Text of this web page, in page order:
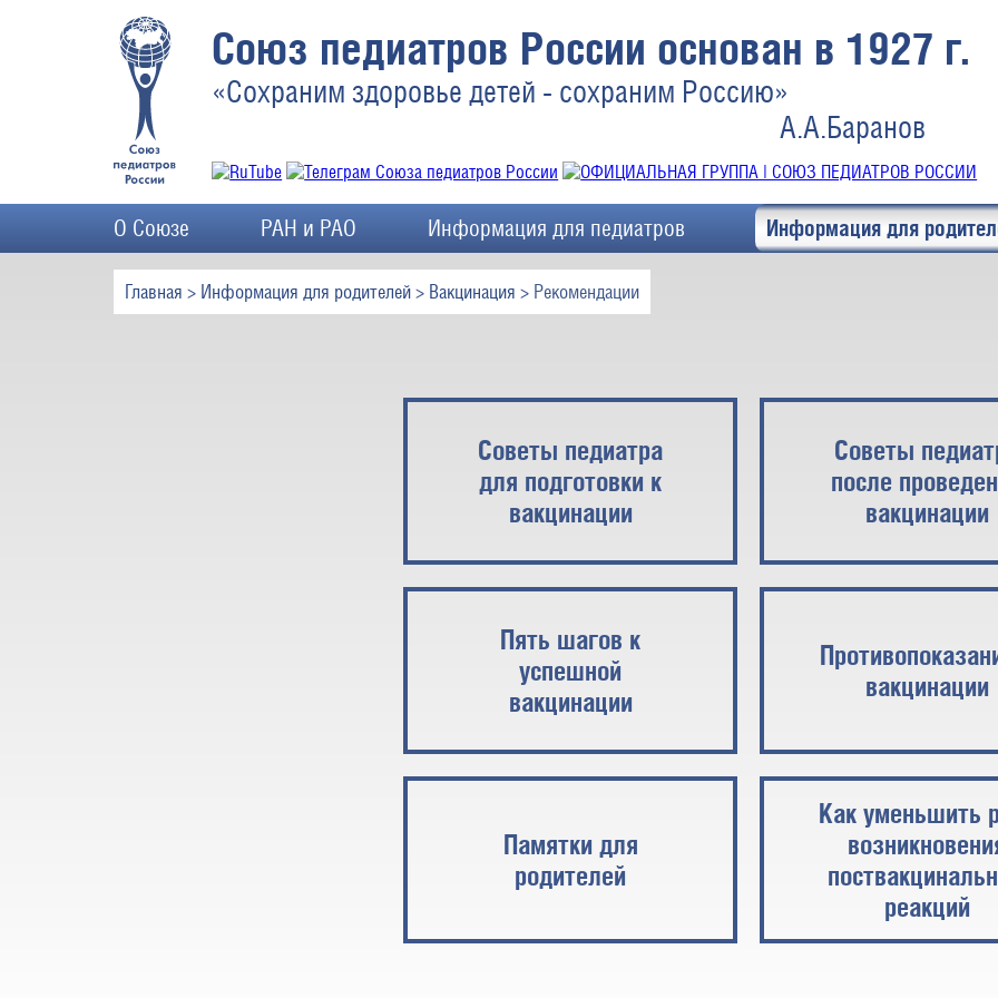
Союз педиатров России основан в 1927 г.
«Сохраним здоровье детей - сохраним Россию»
А.А.Баранов
О Союзе РАН и РАО Информация для педиатров Информация для
Главная > Информация для родителей > Вакцинация > Рекомендации
Советы педиатра
для подготовки к
вакцинации
Советы
после
вакцинации
Пять шагов к
успешной
вакцинации
вакцинации
Памятки для
родителей
Как уменьшить
реакций